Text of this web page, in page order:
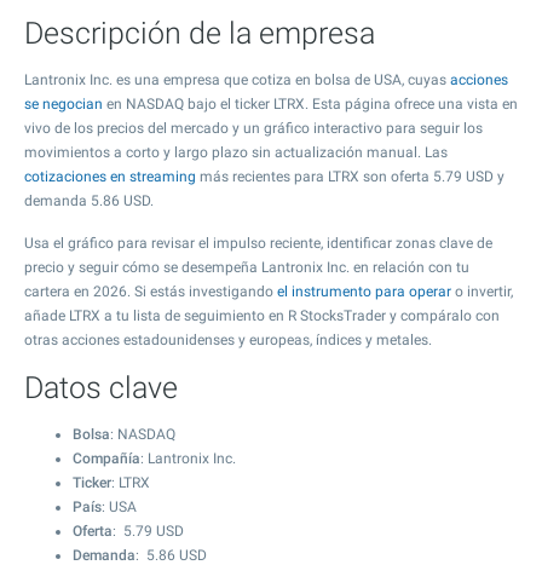
Descripción de la empresa
Lantronix Inc. es una empresa que cotiza en bolsa de USA, cuyas acciones
se negocian en NASDAQ bajo el ticker LTRX. Esta página ofrece una vista en
vivo de los precios del mercado y un gráfico interactivo para seguir los
movimientos a corto y largo plazo sin actualización manual. Las
cotizaciones en streaming más recientes para LTRX son oferta 5.79 USD y
demanda 5.86 USD.
Usa el gráfico para revisar el impulso reciente, identificar zonas clave de
precio y seguir cómo se desempeña Lantronix Inc. en relación con tu
cartera en 2026. Si estás investigando el instrumento para operar o invertir,
añade LTRX a tu lista de seguimiento en R StocksTrader y compáralo con
otras acciones estadounidenses y europeas, índices y metales.
Datos clave
Bolsa: NASDAQ
Compañía: Lantronix Inc.
Ticker: LTRX
País: USA
Oferta: 5.79 USD
Demanda: 5.86 USD